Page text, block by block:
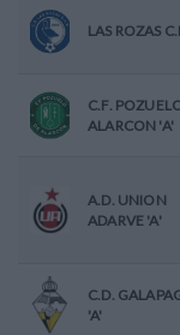
LAS ROZAS
C.F.
ALARCON 'A'
A.D. UNION
ADARVE 'A'
C.D.
'A'